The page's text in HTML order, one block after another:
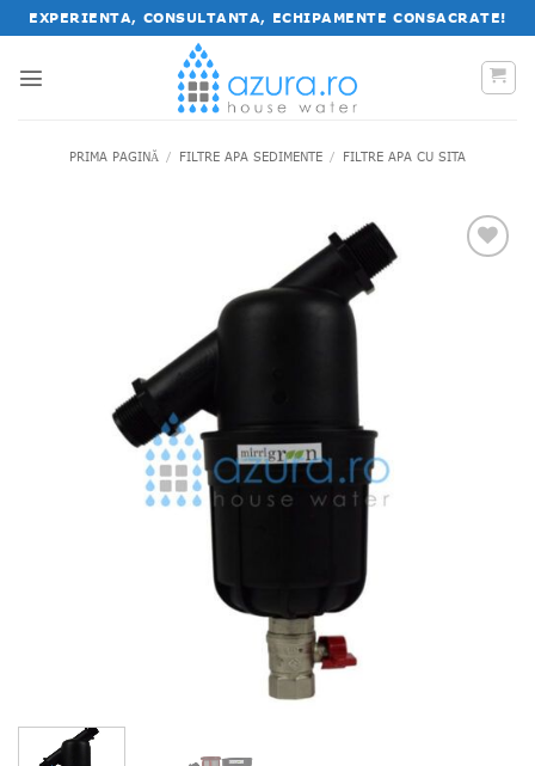
Salt
la
conținut
EXPERIENTA, CONSULTANTA, ECHIPAMENTE CONSACRATE!
PRIMA PAGINĂ / FILTRE APA SEDIMENTE / FILTRE APA CU SITA